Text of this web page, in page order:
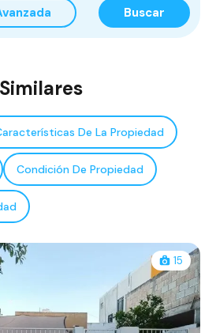
Buscar
De La Propiedad
Condición De Propiedad
15